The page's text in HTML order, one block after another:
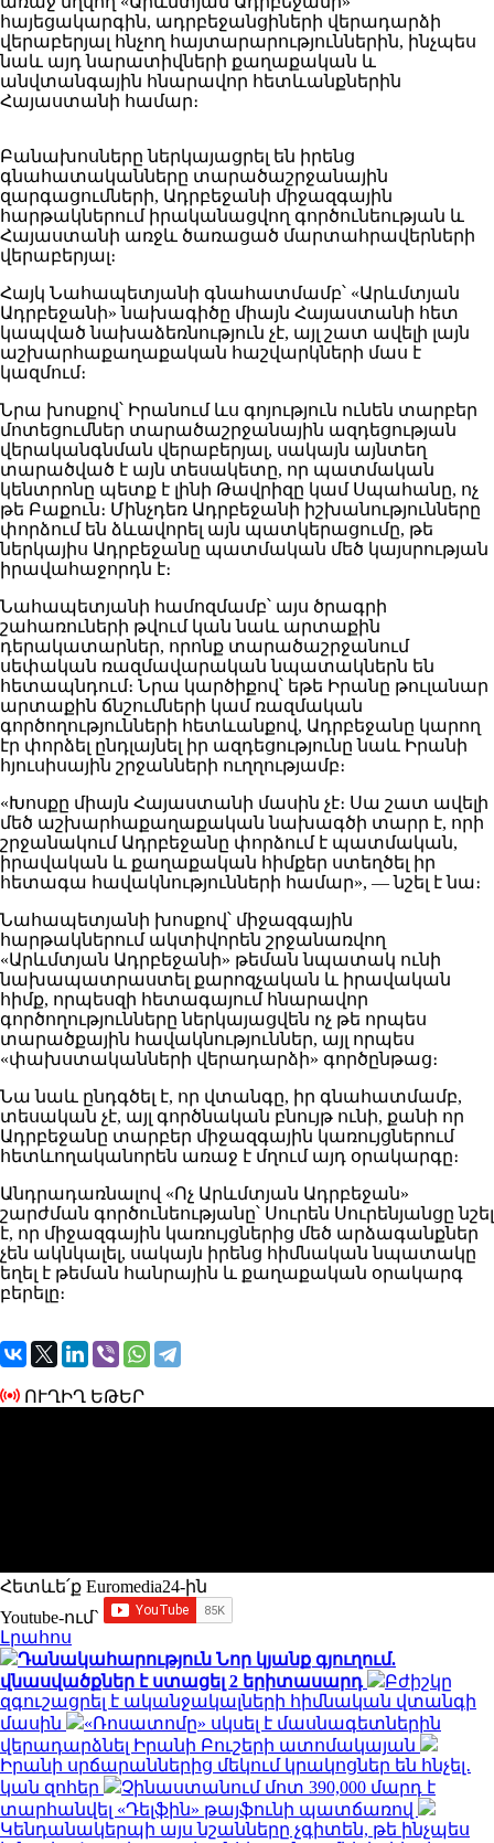
հայեցակարգին, ադրբեջանցիների վերադարձի
վերաբերյալ հնչող հայտարարություններին, ինչպես
նաև այդ նարատիվների քաղաքական և
անվտանգային հնարավոր հետևանքներին
Հայաստանի համար։
Բանախոսները ներկայացրել են իրենց
գնահատականները տարածաշրջանային
զարգացումների, Ադրբեջանի միջազգային
հարթակներում իրականացվող գործունեության և
Հայաստանի առջև ծառացած մարտահրավերների
վերաբերյալ։
Հայկ Նահապետյանի գնահատմամբ՝ «Արևմտյան
Ադրբեջանի» նախագիծը միայն Հայաստանի հետ
կապված նախաձեռնություն չէ, այլ շատ ավելի լայն
աշխարհաքաղաքական հաշվարկների մաս է
կազմում։
Նրա խոսքով՝ Իրանում ևս գոյություն ունեն տարբեր
մոտեցումներ տարածաշրջանային ազդեցության
վերականգնման վերաբերյալ, սակայն այնտեղ
տարածված է այն տեսակետը, որ պատմական
կենտրոնը պետք է լինի Թավրիզը կամ Սպահանը, ոչ
թե Բաքուն։ Մինչդեռ Ադրբեջանի իշխանությունները
փորձում են ձևավորել այն պատկերացումը, թե
ներկայիս Ադրբեջանը պատմական մեծ կայսրության
իրավահաջորդն է։
Նահապետյանի համոզմամբ՝ այս ծրագրի
շահառուների թվում կան նաև արտաքին
դերակատարներ, որոնք տարածաշրջանում
սեփական ռազմավարական նպատակներն են
հետապնդում։ Նրա կարծիքով՝ եթե Իրանը թուլանար
արտաքին ճնշումների կամ ռազմական
գործողությունների հետևանքով, Ադրբեջանը կարող
էր փորձել ընդլայնել իր ազդեցությունը նաև Իրանի
հյուսիսային շրջանների ուղղությամբ։
«Խոսքը միայն Հայաստանի մասին չէ։ Սա շատ ավելի
մեծ աշխարհաքաղաքական նախագծի տարր է, որի
շրջանակում Ադրբեջանը փորձում է պատմական,
իրավական և քաղաքական հիմքեր ստեղծել իր
հետագա հավակնությունների համար», — նշել է նա։
Նահապետյանի խոսքով՝ միջազգային
հարթակներում ակտիվորեն շրջանառվող
«Արևմտյան Ադրբեջանի» թեման նպատակ ունի
նախապատրաստել քարոզչական և իրավական
հիմք, որպեսզի հետագայում հնարավոր
գործողությունները ներկայացվեն ոչ թե որպես
տարածքային հավակնություններ, այլ որպես
«փախստականների վերադարձի» գործընթաց։
Նա նաև ընդգծել է, որ վտանգը, իր գնահատմամբ,
տեսական չէ, այլ գործնական բնույթ ունի, քանի որ
Ադրբեջանը տարբեր միջազգային կառույցներում
հետևողականորեն առաջ է մղում այդ օրակարգը։
Անդրադառնալով «Ոչ Արևմտյան Ադրբեջան»
շարժման գործունեությանը՝ Սուրեն Սուրենյանցը նշել
է, որ միջազգային կառույցներից մեծ արձագանքներ
չեն ակնկալել, սակայն իրենց հիմնական նպատակը
եղել է թեման հանրային և քաղաքական օրակարգ
բերելը։
ՈՒՂԻՂ ԵԹԵՐ
Հետևե՛ք Euromedia24-ին
Youtube-ում`
Լրահոս
Դանակահարություն Նոր կյանք գյուղում.
վնասվածքներ է ստացել 2 երիտասարդ
Բժիշկը
զգուշացրել է ականջակալների հիմնական վտանգի
մասին
«Ռոսատոմը» սկսել է մասնագետներին
վերադարձնել Իրանի Բուշերի ատոմակայան
Իրանի սրճարաններից մեկում կրակոցներ են հնչել․
կան զոհեր
Չինաստանում մոտ 390,000 մարդ է
տարհանվել «Դելֆին» թայֆունի պատճառով
Կենդանակերպի այս նշանները չգիտեն, թե ինչպես